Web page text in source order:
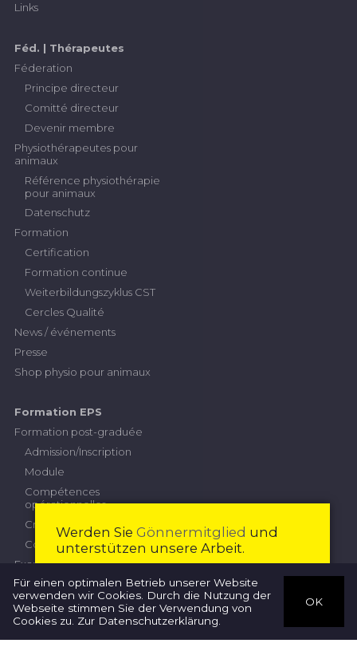
Thérapeutes
Links
Féd. | Thérapeutes
Féderation
Principe directeur
Comitté directeur
Devenir membre
Physiothérapeutes pour
animaux
Référence physiothérapie
pour animaux
Datenschutz
Formation
Certification
Formation continue
Weiterbildungszyklus CST
Cercles Qualité
News / événements
Presse
Shop physio pour animaux
Formation EPS
Formation post-graduée
Admission/Inscription
Module
Compétences
opérationnelles
Critères de performance
Contribution
Examen professionnel supérieur
Commission d'examen
Inscription
Règlement concernant
Werden Sie Gönnermitglied und
unterstützen unsere Arbeit.
Devenir membre Fermer
Für einen optimalen Betrieb unserer Website
verwenden wir Cookies. Durch die Nutzung der
Webseite stimmen Sie der Verwendung von
Cookies zu. Zur Datenschutzerklärung
OK